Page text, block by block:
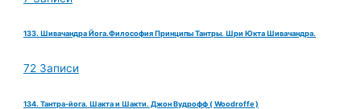
133. Шивачандра Йога.Философия Принципы Тантры. Шри Юкта Шивачандра.
72 Записи
134. Тантра-йога. Шакта и Шакти. Джон Вудрофф ( Woodroffe )